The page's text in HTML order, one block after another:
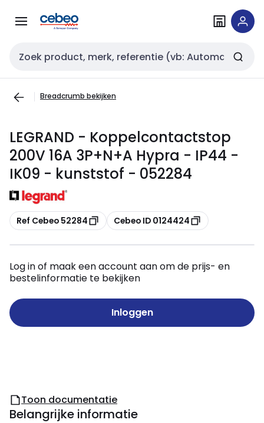
naar
naar
Zoekveld invoer
Breadcrumb bekijken
LEGRAND - Koppelcontactstop
200V 16A 3P+N+A Hypra - IP44 -
IK09 - kunststof - 052284
Kopiëren
Ref Cebeo 52284 Kopiëren
Cebeo ID 0124424
Log in of maak een account aan om de prijs- en
bestelinformatie te bekijken
Inloggen
Toon documentatie
Belangrijke informatie